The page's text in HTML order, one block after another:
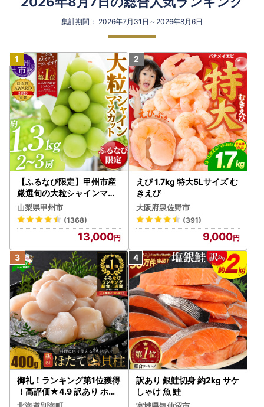
集計期間： 2026年7月31日～2026年8月6日
【ふるなび限定】甲州市産
厳選旬の大粒シャインマス
カット 約1.3kg 2～3房【2
026年発送】（MG）B12-
472 FN-Limited-VO シャ
インマスカット フルーツ
山梨県甲州市
(1368)
13,000
えび 1.7kg 特大5Lサイズ む
きえび
大阪府泉佐野市
(391)
9,000
御礼！ランキング第1位獲得
！高評価★4.9 訳あり ホタ
テ 400g（ほたて 帆立 貝柱
訳あり 銀鮭切身 約2kg サケ
しゃけ 魚 鮭